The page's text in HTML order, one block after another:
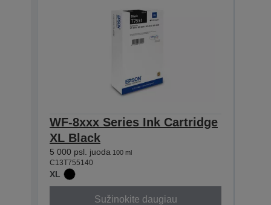
WF-8xxx Series Ink Cartridge
XL Black
5 000 psl. juoda 100 ml
C13T755140
XL
Sužinokite daugiau